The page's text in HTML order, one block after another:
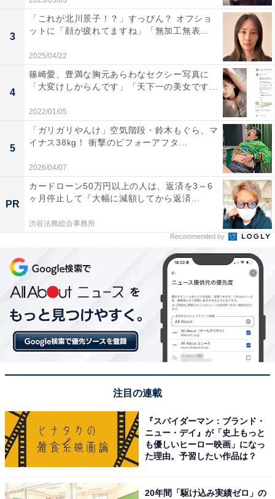
3
「これが北川景子！？」すっぴん？ オフショ
ットに「顔が疲れてますね」「無加工無表...
2025/04/22
4
篠崎愛、豊満な胸元あらわなセクシー写真に
「大変けしからんです」「天下一の美女です...
2022/01/05
5
「ガリガリやんけ」空気階段・鈴木もぐら、マ
イナス38kg！ 衝撃のビフォーアフタ...
2026/04/07
PR
カードローン50万円以上の人は、返済を3～6
ヶ月停止して『大幅に減額してから返済...
渋谷法務総合事務所
Recommended by
注目の連載
『スパイダーマン：ブランド・
ニュー・デイ』が「史上もっと
も優しいヒーロー映画」になっ
た理由。予習したい作品は？
20年間「駆け込み実績ゼロ」の